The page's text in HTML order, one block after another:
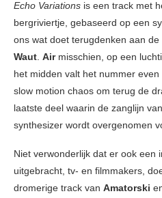
Echo Variations is een track met
bergriviertje, gebaseerd op een
ons wat doet terugdenken aan de
Waut Air misschien, op een
het midden valt het nummer
slow motion chaos om terug de
laatste deel waarin de zanglijn van
synthesizer wordt overgenomen
Niet verwonderlijk dat er ook een
uitgebracht, tv- en filmmakers,
dromerige track van Amatorski